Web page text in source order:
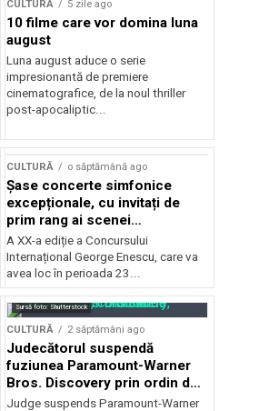
CULTURĂ 5 zile ago
10 filme care vor domina luna
august
Luna august aduce o serie
impresionantă de premiere
cinematografice, de la noul thriller
post-apocaliptic...
CULTURĂ o săptămână ago
Șase concerte simfonice
excepționale, cu invitați de
prim rang ai scenei
internaționale și ansambluri
orchestrale românești de
prestigiu, în programul
Concursului Enescu 2026
A XX-a ediție a Concursului
Internațional George Enescu, care va
avea loc în perioada 23...
Sursă foto: Shutterstock
CULTURĂ 2 săptămâni ago
Judecătorul suspendă
fuziunea Paramount-Warner
Bros. Discovery prin ordin de
restricție temporară
Judge suspends Paramount-Warner